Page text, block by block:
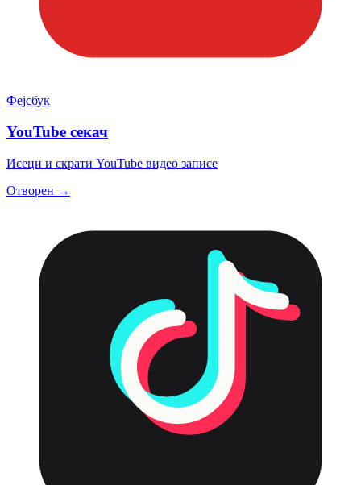
Фејсбук
YouTube секач
Исеци и скрати YouTube видео записе
Отворен →